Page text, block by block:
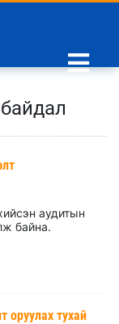
аудитын
байна.
оруулах тухай